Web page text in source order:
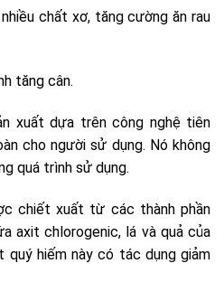
chất xơ, tăng cường ăn rau
tăng cân.
xuất dựa trên công nghệ tiên
cho người sử dụng. Nó không
quá trình sử dụng.
chiết xuất từ các thành phần
axit chlorogenic, lá và quả của
hiếm này có tác dụng giảm